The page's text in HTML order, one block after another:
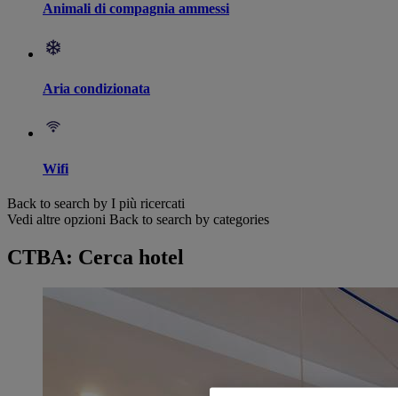
Animali di compagnia ammessi
Aria condizionata
Wifi
Back to search by I più ricercati
Vedi altre opzioni Back to search by categories
CTBA: Cerca hotel